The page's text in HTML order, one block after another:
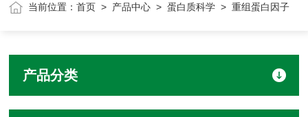
当前位置：首页 > 产品中心 >蛋白质科学 > 重组蛋白因子
产品分类